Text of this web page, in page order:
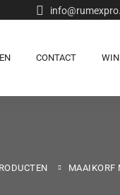
CONTACT
MAAIKORF